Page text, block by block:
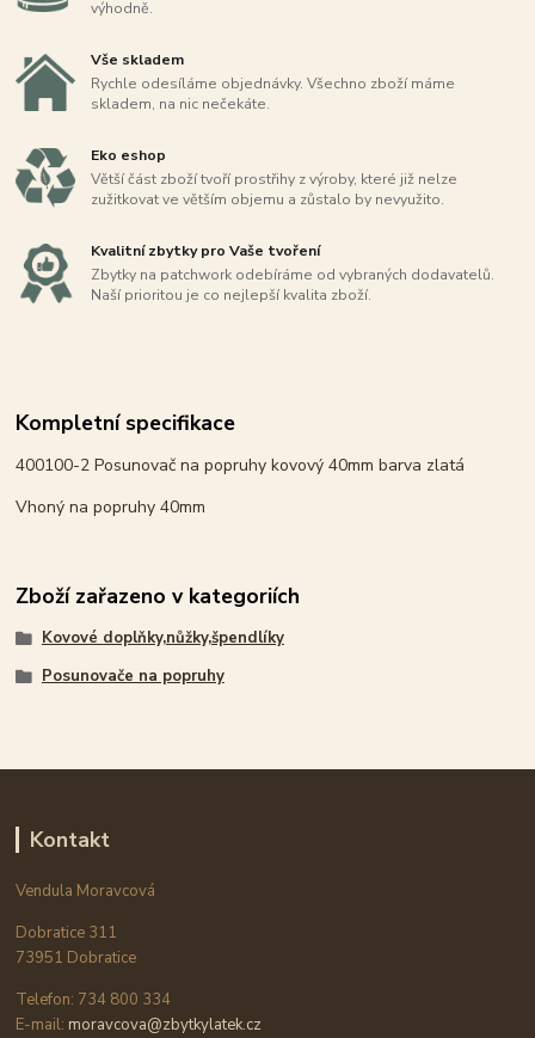
výhodně.
Vše skladem
Rychle odesíláme objednávky. Všechno zboží máme
skladem, na nic nečekáte.
Eko eshop
Větší část zboží tvoří prostřihy z výroby, které již nelze
zužitkovat ve větším objemu a zůstalo by nevyužito.
Kvalitní zbytky pro Vaše tvoření
Zbytky na patchwork odebíráme od vybraných dodavatelů.
Naší prioritou je co nejlepší kvalita zboží.
Kompletní specifikace
400100-2 Posunovač na popruhy kovový 40mm barva zlatá
Vhoný na popruhy 40mm
Zboží zařazeno v kategoriích
Kovové doplňky,nůžky,špendlíky
Posunovače na popruhy
Kontakt
Vendula Moravcová
Dobratice 311
73951 Dobratice
Telefon: 734 800 334
E-mail: moravcova@zbytkylatek.cz